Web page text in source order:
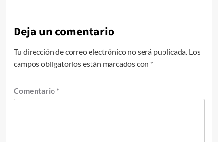
Deja un comentario
Tu dirección de correo electrónico no será publicada. Los
campos obligatorios están marcados con *
Comentario *